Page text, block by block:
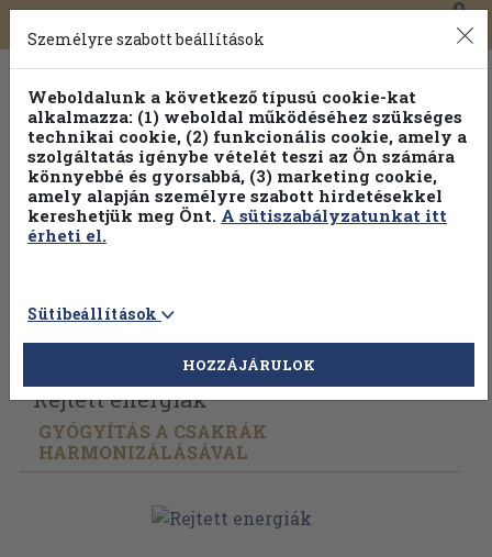
Toggle
navigation
0
Válogasson több mint 1.000.000 kiadványunk közül
100% kedvezménnyel!
Vissza az előző oldalra Válasszon példányt
Rejtett energiák
GYÓGYÍTÁS A CSAKRÁK
HARMONIZÁLÁSÁVAL
Személyre szabott beállítások
Weboldalunk a következő típusú cookie-kat
alkalmazza: (1) weboldal működéséhez szükséges
technikai cookie, (2) funkcionális cookie, amely a
szolgáltatás igénybe vételét teszi az Ön számára
könnyebbé és gyorsabbá, (3) marketing cookie,
amely alapján személyre szabott hirdetésekkel
kereshetjük meg Önt. A sütiszabályzatunkat itt
érheti el.
Sütibeállítások
HOZZÁJÁRULOK